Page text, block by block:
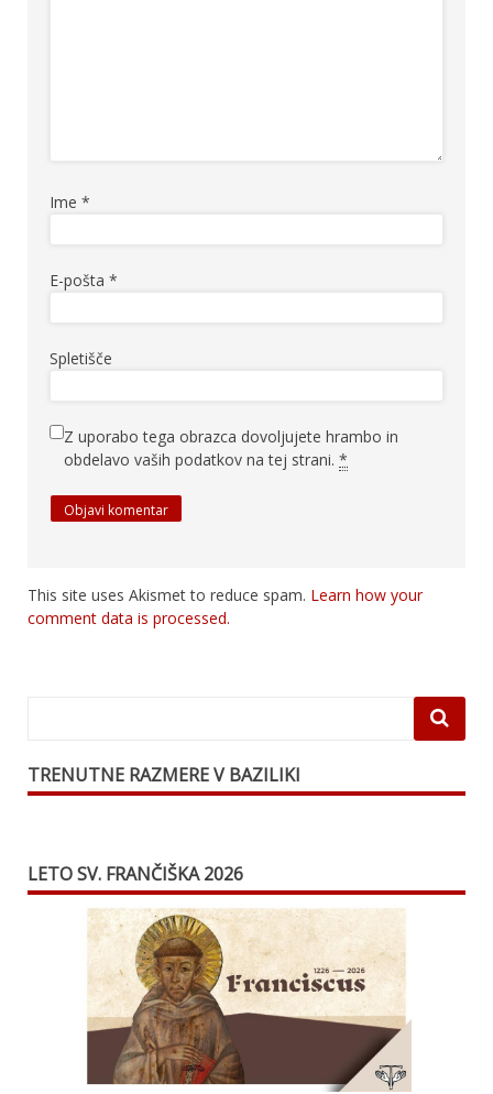
Ime *
E-pošta *
Spletišče
Z uporabo tega obrazca dovoljujete hrambo in
obdelavo vaših podatkov na tej strani. *
This site uses Akismet to reduce spam. Learn how your
comment data is processed.
TRENUTNE RAZMERE V BAZILIKI
LETO SV. FRANČIŠKA 2026